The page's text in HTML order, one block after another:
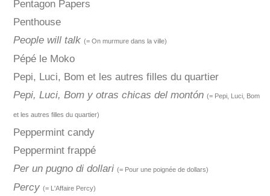
Pentagon Papers
Penthouse
People will talk (= On murmure dans la ville)
Pépé le Moko
Pepi, Luci, Bom et les autres filles du quartier
Pepi, Luci, Bom y otras chicas del montón (= Pepi, Luci, Bom
et les autres filles du quartier)
Peppermint candy
Peppermint frappé
Per un pugno di dollari (= Pour une poignée de dollars)
Percy (= L'Affaire Percy)